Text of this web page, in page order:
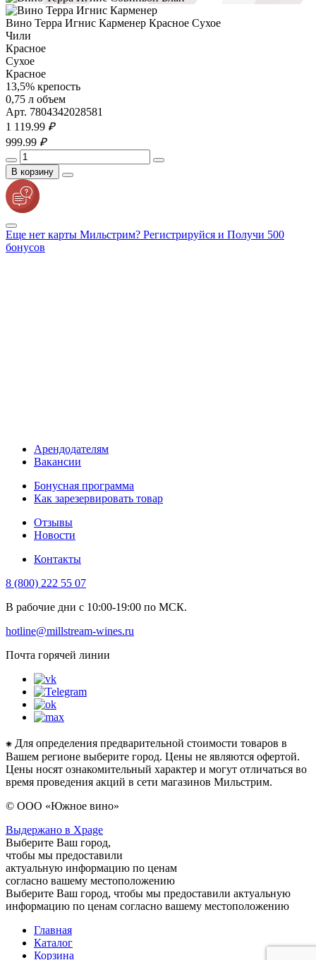
Вино Терра Игнис Карменер Красное Сухое
Чили
Красное
Сухое
Красное
13,5% крепость
0,75 л объем
Арт. 7804342028581
1 119.99 ₽
999.99 ₽
В корзину
Еще нет карты Мильстрим? Регистрируйся и Получи 500
бонусов
Арендодателям
Вакансии
Бонусная программа
Как зарезервировать товар
Отзывы
Новости
Контакты
8 (800) 222 55 07
В рабочие дни с 10:00-19:00 по МСК.
hotline@millstream-wines.ru
Почта горячей линии
⁕ Для определения предварительной стоимости товаров в
Вашем регионе выберите город. Цены не являются офертой.
Цены носят ознакомительный характер и могут отличаться во
время проведения акций в сети магазинов Мильстрим.
© ООО «Южное вино»
Выдержано в Xpage
Выберите Ваш город,
чтобы мы предоставили
актуальную информацию по ценам
согласно вашему местоположению
Выберите Ваш город, чтобы мы предоставили актуальную
информацию по ценам согласно вашему местоположению
Главная
Каталог
Корзина